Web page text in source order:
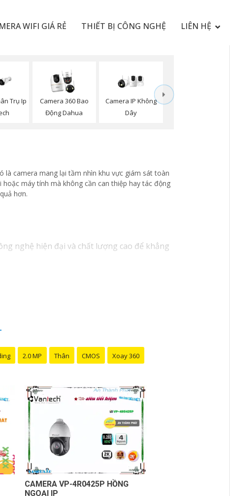
WIFI GIÁ RẺ THIẾT BỊ CÔNG NGHỆ LIÊN HỆ
Trụ Ip
Camera 360 Bao
Động Dahua
Camera IP Không
Dây
là camera mang lại tầm nhìn khu vực giám sát toàn
máy tính mà không cần can thiệp hay tác động
hơn.
nghệ hiện đại và chất lượng cao để khẳng
đáng tin cậy và dễ sử dụng.
kỹ thuật chuyên nghiệp của Vantech sẽ
2.0 MP Thân CMOS Xoay 360
CAMERA VP-4R0425P HỒNG
NGOẠI IP